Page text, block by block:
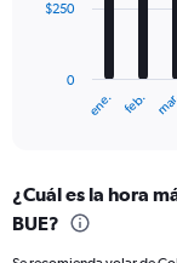
The
Range:
12
ene. feb.
0
$250
¿Cuál es la hora
BUE?